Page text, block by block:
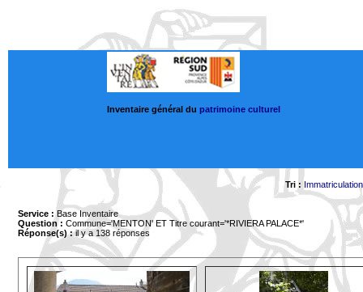
Inventaire général du patrimoine culturel
Tri : Immatriculation
Service : Base Inventaire
Question : Commune='MENTON' ET Titre courant='*RIVIERA PALACE*'
Réponse(s) :il y a 138 réponses